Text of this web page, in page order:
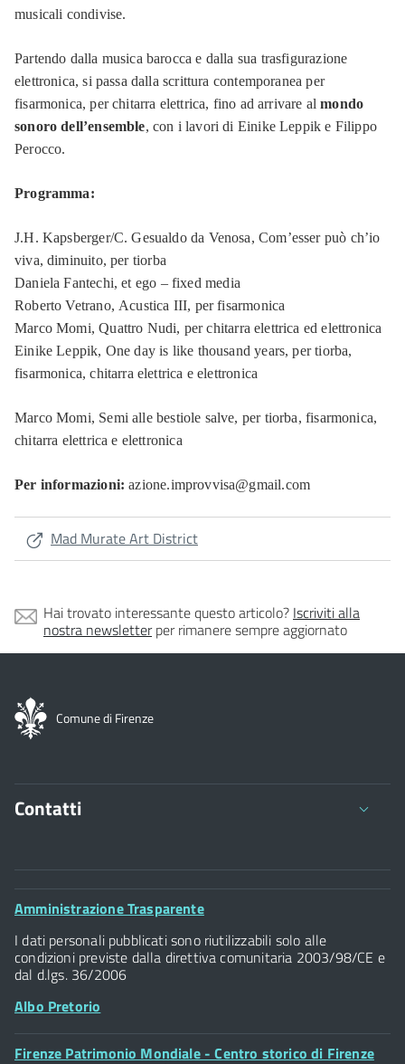
musicali condivise.
Partendo dalla musica barocca e dalla sua trasfigurazione
elettronica, si passa dalla scrittura contemporanea per
fisarmonica, per chitarra elettrica, fino ad arrivare almondo
sonoro dell’ensemble, con i lavori di Einike Leppik e Filippo
Perocco.
Programma:
J.H. Kapsberger/C. Gesualdo da Venosa,Com’esser può ch’io
viva, diminuito, per tiorba
Daniela Fantechi,et ego – fixed media
Roberto Vetrano, Acustica III, per fisarmonica
Marco Momi,Quattro Nudi, per chitarra elettrica ed elettronica
Einike Leppik, One day is like thousand years, per tiorba,
fisarmonica, chitarra elettrica e elettronica
Marco Momi, Semi alle bestiole salve, per tiorba, fisarmonica,
chitarra elettrica e elettronica
Per informazioni:azione.improvvisa@gmail.com
Mad Murate Art District
Hai trovato interessante questo articolo? Iscriviti alla
nostra newsletterper rimanere sempre aggiornato
Comune di Firenze
Contatti
Comune di Firenze
Palazzo Vecchio
Piazza della Signoria - 50122, Firenze
P.IVA 01307110484
Posta Elettronica Certificata
Footer
Amministrazione Trasparente
I dati personali pubblicati sono riutilizzabili solo alle
condizioni previste dalla direttiva comunitaria 2003/98/CE e
dal d.lgs. 36/2006
Albo Pretorio
Footer
Firenze Patrimonio Mondiale - Centro storico di Firenze